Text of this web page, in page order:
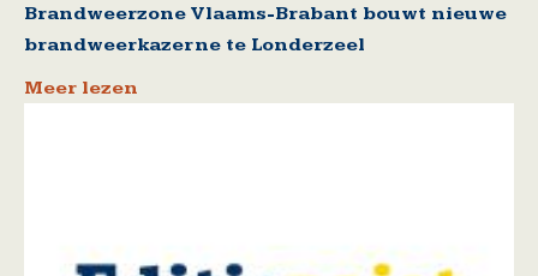
Brandweerzone Vlaams-Brabant bouwt nieuwe
brandweerkazerne te Londerzeel
Meer lezen